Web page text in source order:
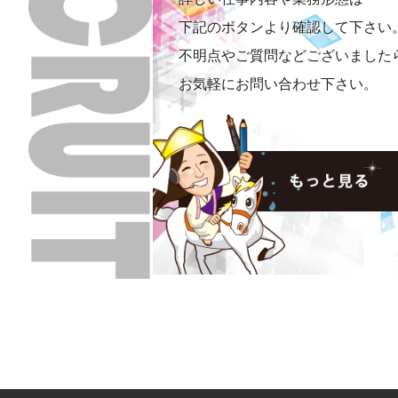
下記のボタンより確認して下さい
不明点やご質問などございました
お気軽にお問い合わせ下さい。